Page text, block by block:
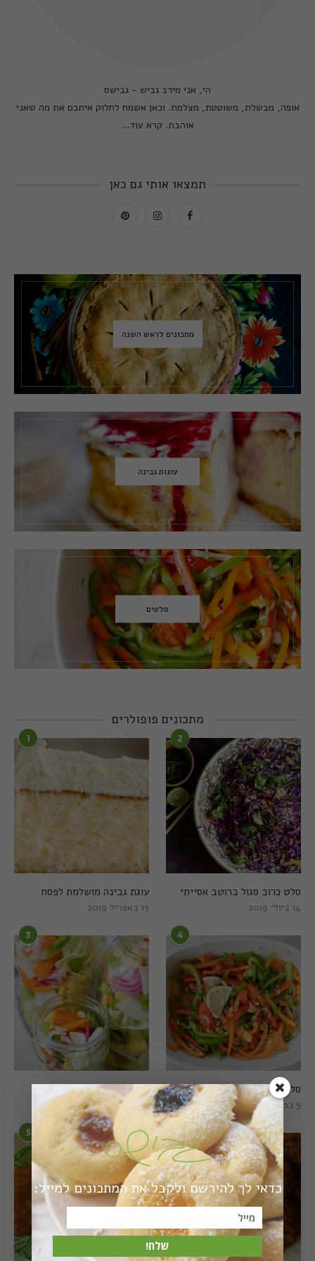
הי, אני מירב גביש - גבישס
אופה, מבשלת, משוטטת, מצלמת. וכאן אשמח לחלוק איתכם את מה שאני
אוהבת. קרא עוד...
תמצאו אותי גם כאן
מתכונים לראש השנה
עוגות גבינה
סלטים
מתכונים פופולרים
1
עוגת גבינה מושלמת לפסח
13 באפריל 2019
2
סלט כרוב סגול ברוטב אסייתי
14 ביולי 2019
3
חמוצים מהירים
1 באוגוסט 2022
4
סלט פלפלים טרי וצבעוני
5 בפברואר 2021
5 6
כדאי לך להירשם ולקבל את המתכונים למייל:
שלח!